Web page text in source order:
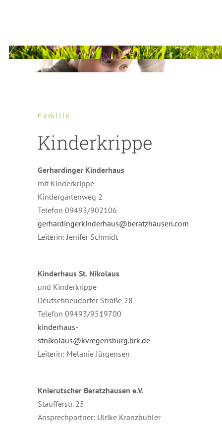
Familie
Kinderkrippe
Gerhardinger Kinderhaus
mit Kinderkrippe
Kindergartenweg 2
Telefon 09493/902106
gerhardingerkinderhaus@beratzhausen.com
Leiterin: Jenifer Schmidt
Kinderhaus St. Nikolaus
und Kinderkrippe
Deutschneudorfer Straße 28
Telefon 09493/9519700
kinderhaus-
stnikolaus@kvregensburg.brk.de
Leiterin: Melanie Jürgensen
Knierutscher Beratzhausen e.V.
Staufferstr. 25
Ansprechpartner: Ulrike Kranzbühler